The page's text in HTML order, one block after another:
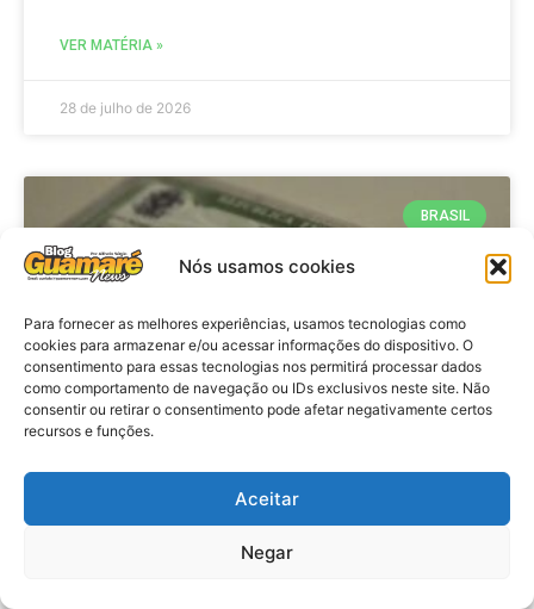
Nós usamos cookies
Para fornecer as melhores experiências, usamos tecnologias como
cookies para armazenar e/ou acessar informações do dispositivo. O
consentimento para essas tecnologias nos permitirá processar dados
como comportamento de navegação ou IDs exclusivos neste site. Não
consentir ou retirar o consentimento pode afetar negativamente certos
recursos e funções.
Aceitar
Negar
VER MATÉRIA »
28 de julho de 2026
BRASIL
Brasil: Policia Federal investiga
antes das eleições